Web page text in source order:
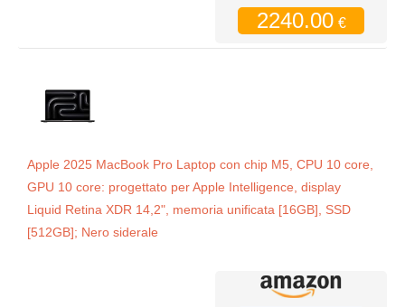
2240.00 €
Apple 2025 MacBook Pro Laptop con chip M5, CPU 10 core,
GPU 10 core: progettato per Apple Intelligence, display
Liquid Retina XDR 14,2", memoria unificata [16GB], SSD
[512GB]; Nero siderale